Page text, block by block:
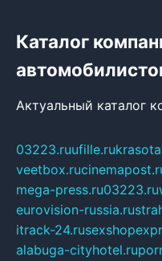
Каталог
Актуальный каталог
03223.ruufille.ru
veetbox.ru
mega-press.ru03223.ru
eurovision-russia.ru
itrack-24.ru
alabuga-cityhotel.ru